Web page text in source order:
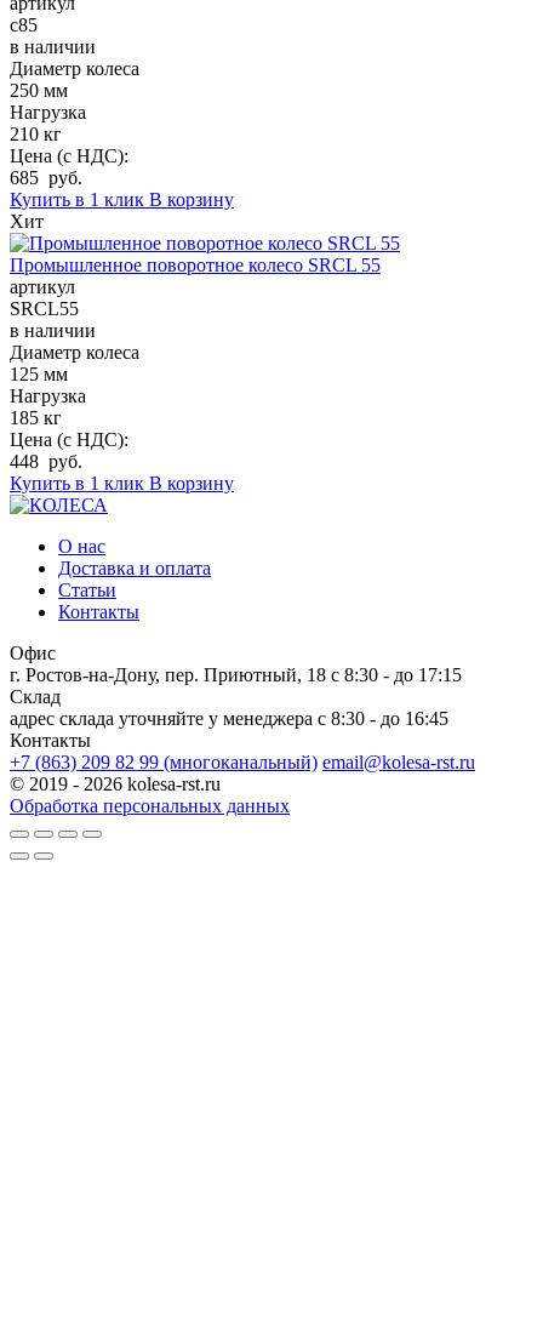
c85
в наличии
Диаметр колеса
250 мм
Нагрузка
210 кг
Цена (с НДС):
685 руб.
Купить в 1 клик В корзину
Хит
Промышленное поворотное колесо SRCL 55
артикул
SRCL55
в наличии
Диаметр колеса
125 мм
Нагрузка
185 кг
Цена (с НДС):
448 руб.
Купить в 1 клик В корзину
О нас
Доставка и оплата
Статьи
Контакты
Офис
г. Ростов-на-Дону, пер. Приютный, 18 c 8:30 - до 17:15
Склад
адрес склада уточняйте у менеджера c 8:30 - до 16:45
Контакты
+7 (863) 209 82 99 (многоканальный) email@kolesa-rst.ru
© 2019 - 2026 kolesa-rst.ru
Обработка персональных данных